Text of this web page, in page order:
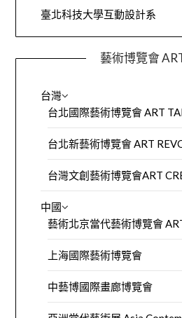
臺北科技大學互動設計系
藝術博覽會
台灣
台北國際藝術博覽會 ART
台北新藝術博覽會 ART
台灣文創藝術博覽會ART
中國
藝術北京當代藝術博覽會
上海國際藝術博覽會
中藝博國際畫廊博覽會